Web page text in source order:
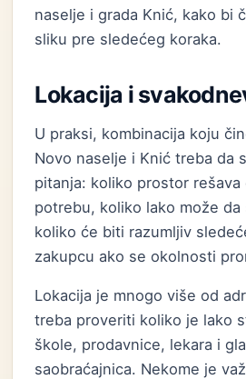
naselje i grada Knić, kako bi
sliku pre sledećeg koraka.
Lokacija i
U praksi, kombinacija koju
Novo naselje i Knić treba da
pitanja: koliko prostor rešava
potrebu, koliko lako može da
koliko će biti razumljiv
zakupcu ako se okolnosti
Lokacija je mnogo više od
treba proveriti koliko je lako
škole, prodavnice, lekara i
saobraćajnica. Nekome je